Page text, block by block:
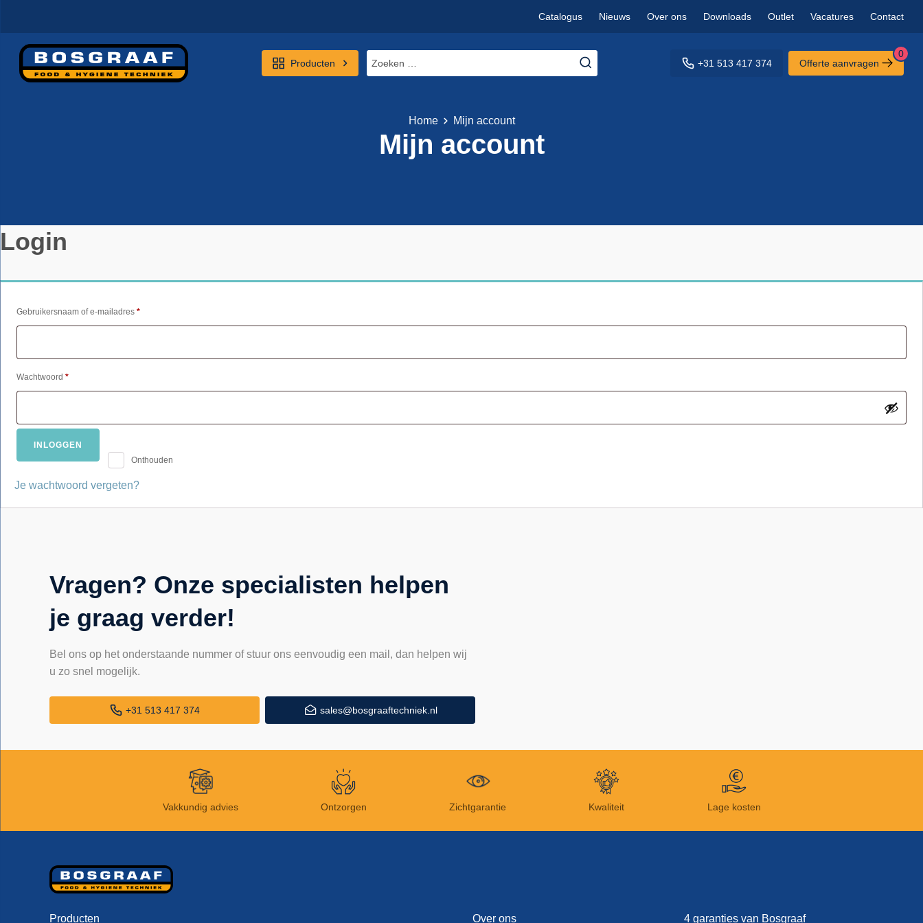
Catalogus Nieuws Over ons Downloads Outlet Vacatures Contact
Producten
Zoeken
naar:
+31 513 417 374 Offerte aanvragen
0
Home Mijn account
Mijn account
Login
Gebruikersnaam of e-mailadres *Vereist
Wachtwoord *Vereist
Onthouden
INLOGGEN
Je wachtwoord vergeten?
Vragen? Onze specialisten helpen
je graag verder!
Bel ons op het onderstaande nummer of stuur ons eenvoudig een mail, dan helpen wij
u zo snel mogelijk.
+31 513 417 374 sales@bosgraaftechniek.nl
Vakkundig advies Ontzorgen Zichtgarantie Kwaliteit Lage kosten
Producten Over ons 4 garanties van Bosgraaf